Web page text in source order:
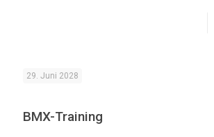
29. Juni 2028
BMX-Training